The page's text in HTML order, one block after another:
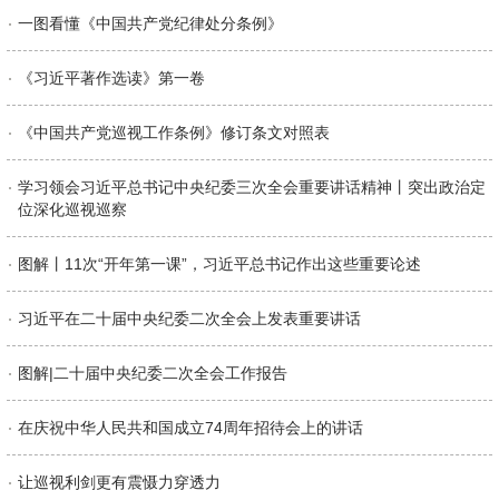
一图看懂《中国共产党纪律处分条例》
《习近平著作选读》第一卷
《中国共产党巡视工作条例》修订条文对照表
学习领会习近平总书记中央纪委三次全会重要讲话精神丨突出政治定
位深化巡视巡察
图解丨11次“开年第一课”，习近平总书记作出这些重要论述
习近平在二十届中央纪委二次全会上发表重要讲话
图解|二十届中央纪委二次全会工作报告
在庆祝中华人民共和国成立74周年招待会上的讲话
让巡视利剑更有震慑力穿透力